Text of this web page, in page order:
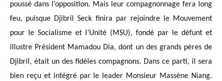
poussé dans l’opposition. Mais leur compagnonnage fera long
feu, puisque Djibril Seck finira par rejoindre le Mouvement
pour le Socialisme et l’Unité (MSU), fondé par le défunt et
illustre Président Mamadou Dia, dont un des grands pères de
Djibril, était un des fidèles compagnons. Dans ce parti, il sera
bien reçu et intégré par le leader Monsieur Massène Niang.